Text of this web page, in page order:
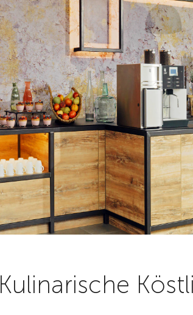
Kulinarische